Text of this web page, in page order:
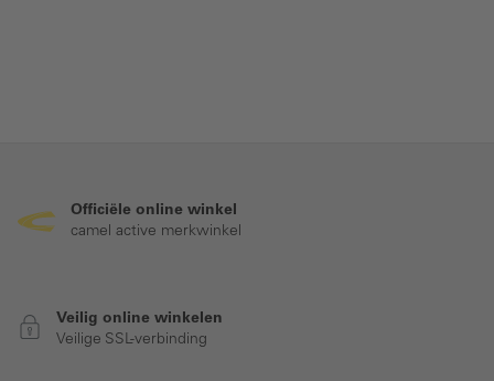
Officiële online winkel
camel active merkwinkel
Veilig online winkelen
Veilige SSL-verbinding